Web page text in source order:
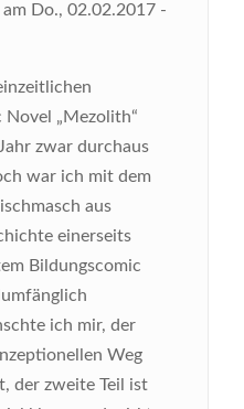
am Do., 02.02.2017 -
„Mezolith“
zwar durchaus
war ich mit dem
aus
einerseits
Bildungscomic
ich mir, der
Weg
der zweite Teil ist